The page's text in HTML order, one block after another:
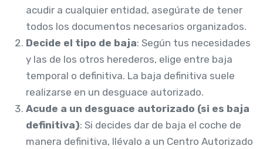
acudir a cualquier entidad, asegúrate de tener
todos los documentos necesarios organizados.
Decide el tipo de baja: Según tus necesidades
y las de los otros herederos, elige entre baja
temporal o definitiva. La baja definitiva suele
realizarse en un desguace autorizado.
Acude a un desguace autorizado (si es baja
definitiva): Si decides dar de baja el coche de
manera definitiva, llévalo a un Centro Autorizado